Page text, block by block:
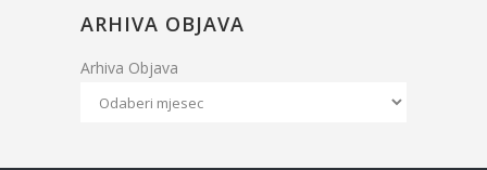
ARHIVA OBJAVA
Arhiva Objava